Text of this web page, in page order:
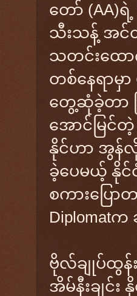
တော် (AA)
သီးသန့် အင်တ
သတင်းထော
တစ်နေရာမှ
တွေ့ဆုံခဲ့တာ
အောင်မြင်
နိုင်ဟာ အွန်လို
ခဲ့ပေမယ့် နိုင်
စကားပြေ
Diplomat
ဗိုလ်ချုပ်ထွန်း
အိမ်နီးချင်